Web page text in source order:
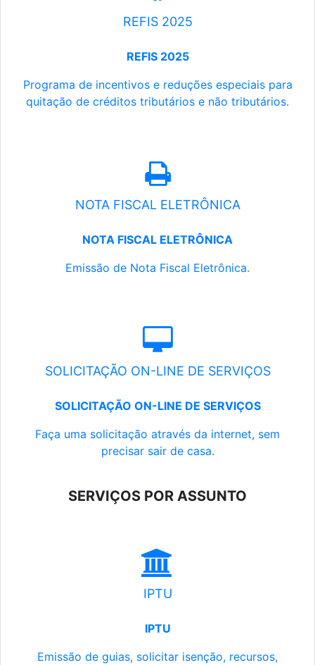
REFIS 2025
REFIS 2025
Programa de incentivos e reduções especiais para
quitação de créditos tributários e não tributários.
NOTA FISCAL ELETRÔNICA
NOTA FISCAL ELETRÔNICA
Emissão de Nota Fiscal Eletrônica.
SOLICITAÇÃO ON-LINE DE SERVIÇOS
SOLICITAÇÃO ON-LINE DE SERVIÇOS
Faça uma solicitação através da internet, sem
precisar sair de casa.
SERVIÇOS POR ASSUNTO
IPTU
IPTU
Emissão de guias, solicitar isenção, recursos,